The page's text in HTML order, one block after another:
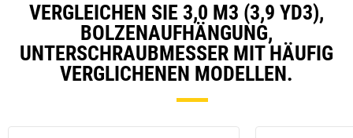
VERGLEICHEN SIE 3,0 M3 (3,9 YD3),
BOLZENAUFHÄNGUNG,
UNTERSCHRAUBMESSER MIT HÄUFIG
VERGLICHENEN MODELLEN.